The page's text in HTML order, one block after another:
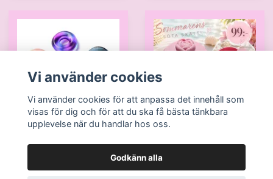
Vi använder cookies
Vi använder cookies för att anpassa det innehåll som
visas för dig och för att du ska få bästa tänkbara
upplevelse när du handlar hos oss.
Godkänn alla